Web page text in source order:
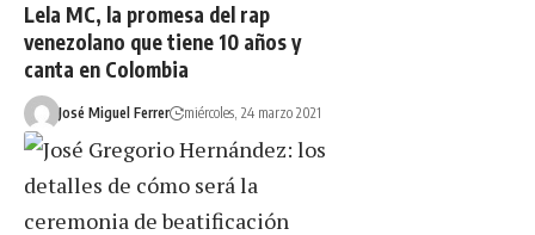
Lela MC, la promesa del rap
venezolano que tiene 10 años y
canta en Colombia
José Miguel Ferrer miércoles, 24 marzo 2021